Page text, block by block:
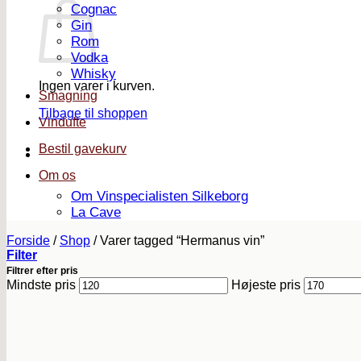
Ingen varer i kurven.
Tilbage til shoppen
Cognac
Gin
Rom
Vodka
Whisky
Smagning
Vindufte
Bestil gavekurv
Om os
Om Vinspecialisten Silkeborg
La Cave
Forside / Shop /Varer tagged “Hermanus vin”
Filter
Filtrer efter pris
Mindste pris Højeste pris